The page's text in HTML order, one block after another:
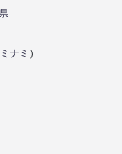
ナミ ）